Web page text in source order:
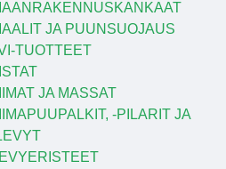
JA PUUNSUOJAUS
TUOTTEET
JA MASSAT
-PILARIT JA